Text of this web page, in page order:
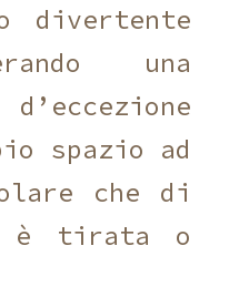
divertente
una
spazio ad
che di
è tirata o